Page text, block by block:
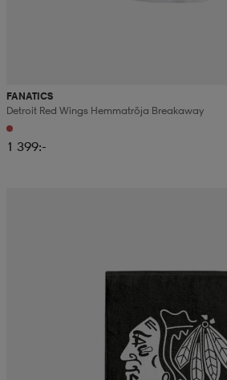
FANATICS
Detroit Red Wings Hemmatröja Breakaway
1 399:-